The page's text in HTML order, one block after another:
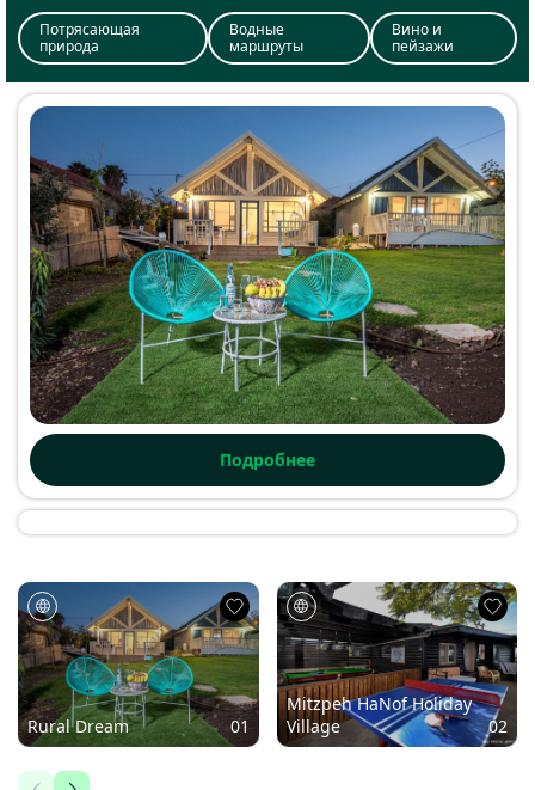
Потрясающая
природа
Водные
маршруты
Вино и
пейзажи
Подробнее
Rural Dream 01
Mitzpeh HaNof Holiday
Village
02